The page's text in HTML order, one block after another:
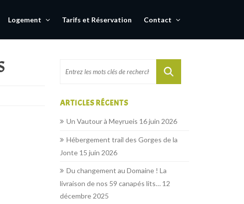
Logement Tarifs et Réservation Contact
ARTICLES RÉCENTS
Un Vautour à Meyrueis 16 juin 2026
Hébergement trail des Gorges de la
Jonte 15 juin 2026
Du changement au Domaine ! La
livraison de nos 59 canapés lits… 12
décembre 2025